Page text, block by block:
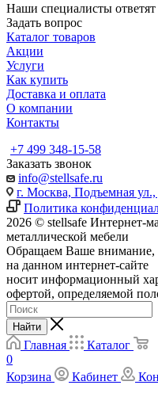
Наши специалисты
Задать вопрос
Каталог товаров
Акции
Услуги
Как купить
Доставка и оплата
О компании
Контакты
+7 499 348-15-58
Заказать звонок
info@stellsafe.ru
г. Москва, Подъемная ул.,
Политика
2026 © stellsafe Интернет-
металлической мебели
Обращаем Ваше внимание,
на данном интернет-сайте
носит информационный
офертой, определяемой
Найти
Главная
Каталог
0
Корзина
Кабинет